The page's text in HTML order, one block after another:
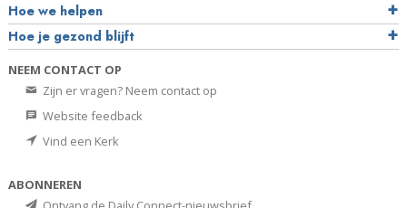
Hoe we helpen
Hoe je gezond blijft
NEEM CONTACT OP
Zijn er vragen? Neem contact op
Website feedback
Vind een Kerk
ABONNEREN